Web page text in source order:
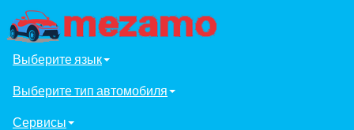
Выберите язык
Выберите тип автомобиля
Сервисы